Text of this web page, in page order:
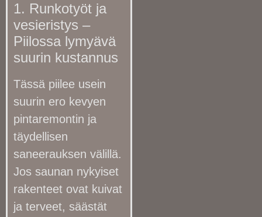
1. Runkotyöt ja
vesieristys –
Piilossa lymyävä
suurin kustannus
Tässä piilee usein
suurin ero kevyen
pintaremontin ja
täydellisen
saneerauksen välillä.
Jos saunan nykyiset
rakenteet ovat kuivat
ja terveet, säästät